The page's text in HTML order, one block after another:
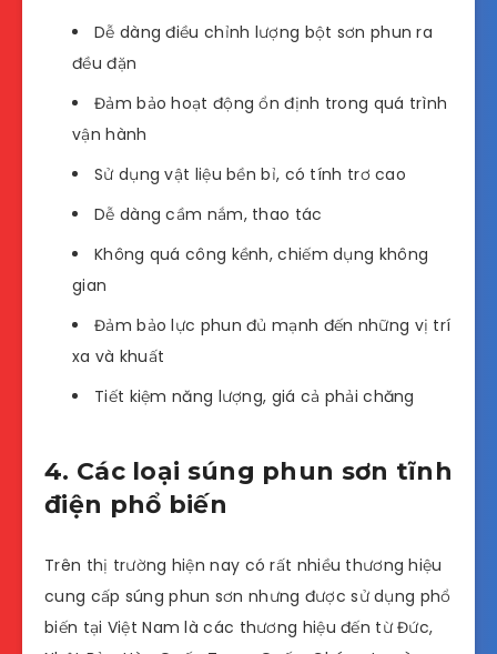
Dễ dàng điều chỉnh lượng bột sơn phun ra
đều đặn
Đảm bảo hoạt động ổn định trong quá trình
vận hành
Sử dụng vật liệu bền bỉ, có tính trơ cao
Dễ dàng cầm nắm, thao tác
Không quá công kềnh, chiếm dụng không
gian
Đảm bảo lực phun đủ mạnh đến những vị trí
xa và khuất
Tiết kiệm năng lượng, giá cả phải chăng
4. Các loại súng phun sơn tĩnh
điện phổ biến
Trên thị trường hiện nay có rất nhiều thương hiệu
cung cấp súng phun sơn nhưng được sử dụng phổ
biến tại Việt Nam là các thương hiệu đến từ Đức,